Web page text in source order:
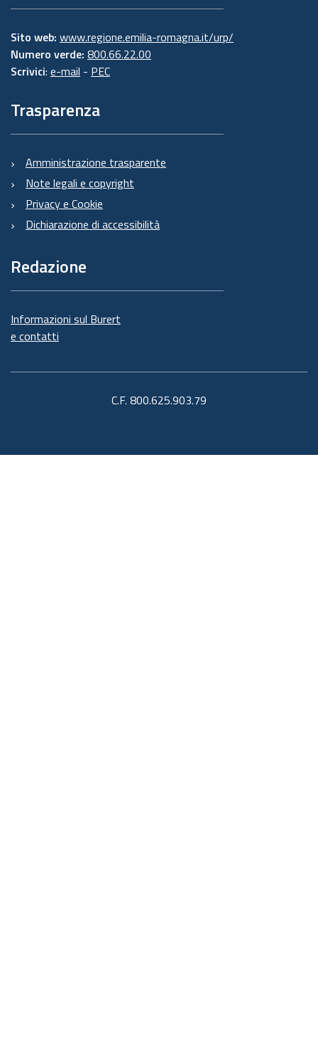
Sito web: www.regione.emilia-romagna.it/urp/
Numero verde: 800.66.22.00
Scrivici: e-mail - PEC
Trasparenza
Amministrazione trasparente
Note legali e copyright
Privacy e Cookie
Dichiarazione di accessibilità
Redazione
Informazioni sul Burert
e contatti
C.F. 800.625.903.79